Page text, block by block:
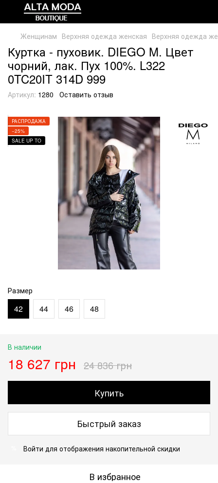
Женщинам Верхняя одежда женская Верхняя одежда
Куртка - пуховик. DIEGO M. Цвет
чорний, лак. Пух 100%. L322
0TC20IT 314D 999
Артикул: 1280 Оставить отзыв
РАСПРОДАЖА
−25%
SALE UP TO
Размер
42 44 46 48
В наличии
18 627 грн 24 836 грн
Купить
Быстрый заказ
Войти для отображения накопительной скидки
В избранное